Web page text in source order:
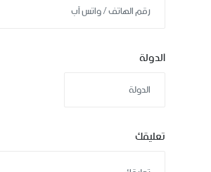
الدولة
تعليقك